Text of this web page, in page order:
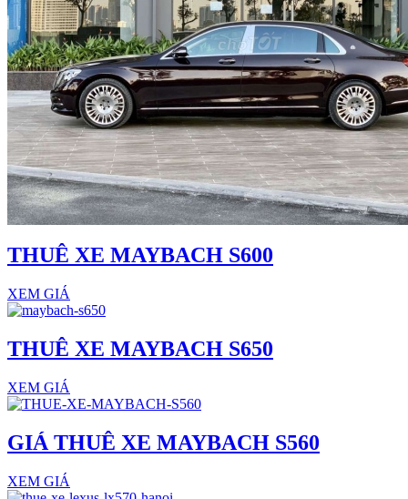
THUÊ XE MAYBACH S600
XEM GIÁ
THUÊ XE MAYBACH S650
XEM GIÁ
GIÁ THUÊ XE MAYBACH S560
XEM GIÁ